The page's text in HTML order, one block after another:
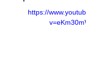
https://